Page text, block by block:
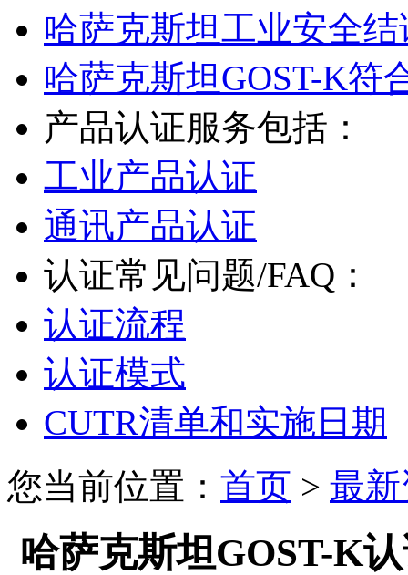
哈萨克斯坦工业安全结
哈萨克斯坦GOST-K符
产品认证服务包括：
工业产品认证
通讯产品认证
认证常见问题/FAQ：
认证流程
认证模式
CUTR清单和实施日期
您当前位置： 首页 > 最
哈萨克斯坦GOST-K